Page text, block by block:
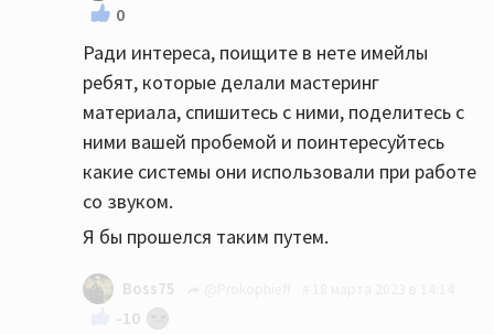
0
Ради интереса, поищите в нете имейлы
ребят, которые делали мастеринг
материала, спишитесь с ними, поделитесь с
ними вашей пробемой и поинтересуйтесь
какие системы они использовали при работе
со звуком.
Я бы прошелся таким путем.
Boss75
-10